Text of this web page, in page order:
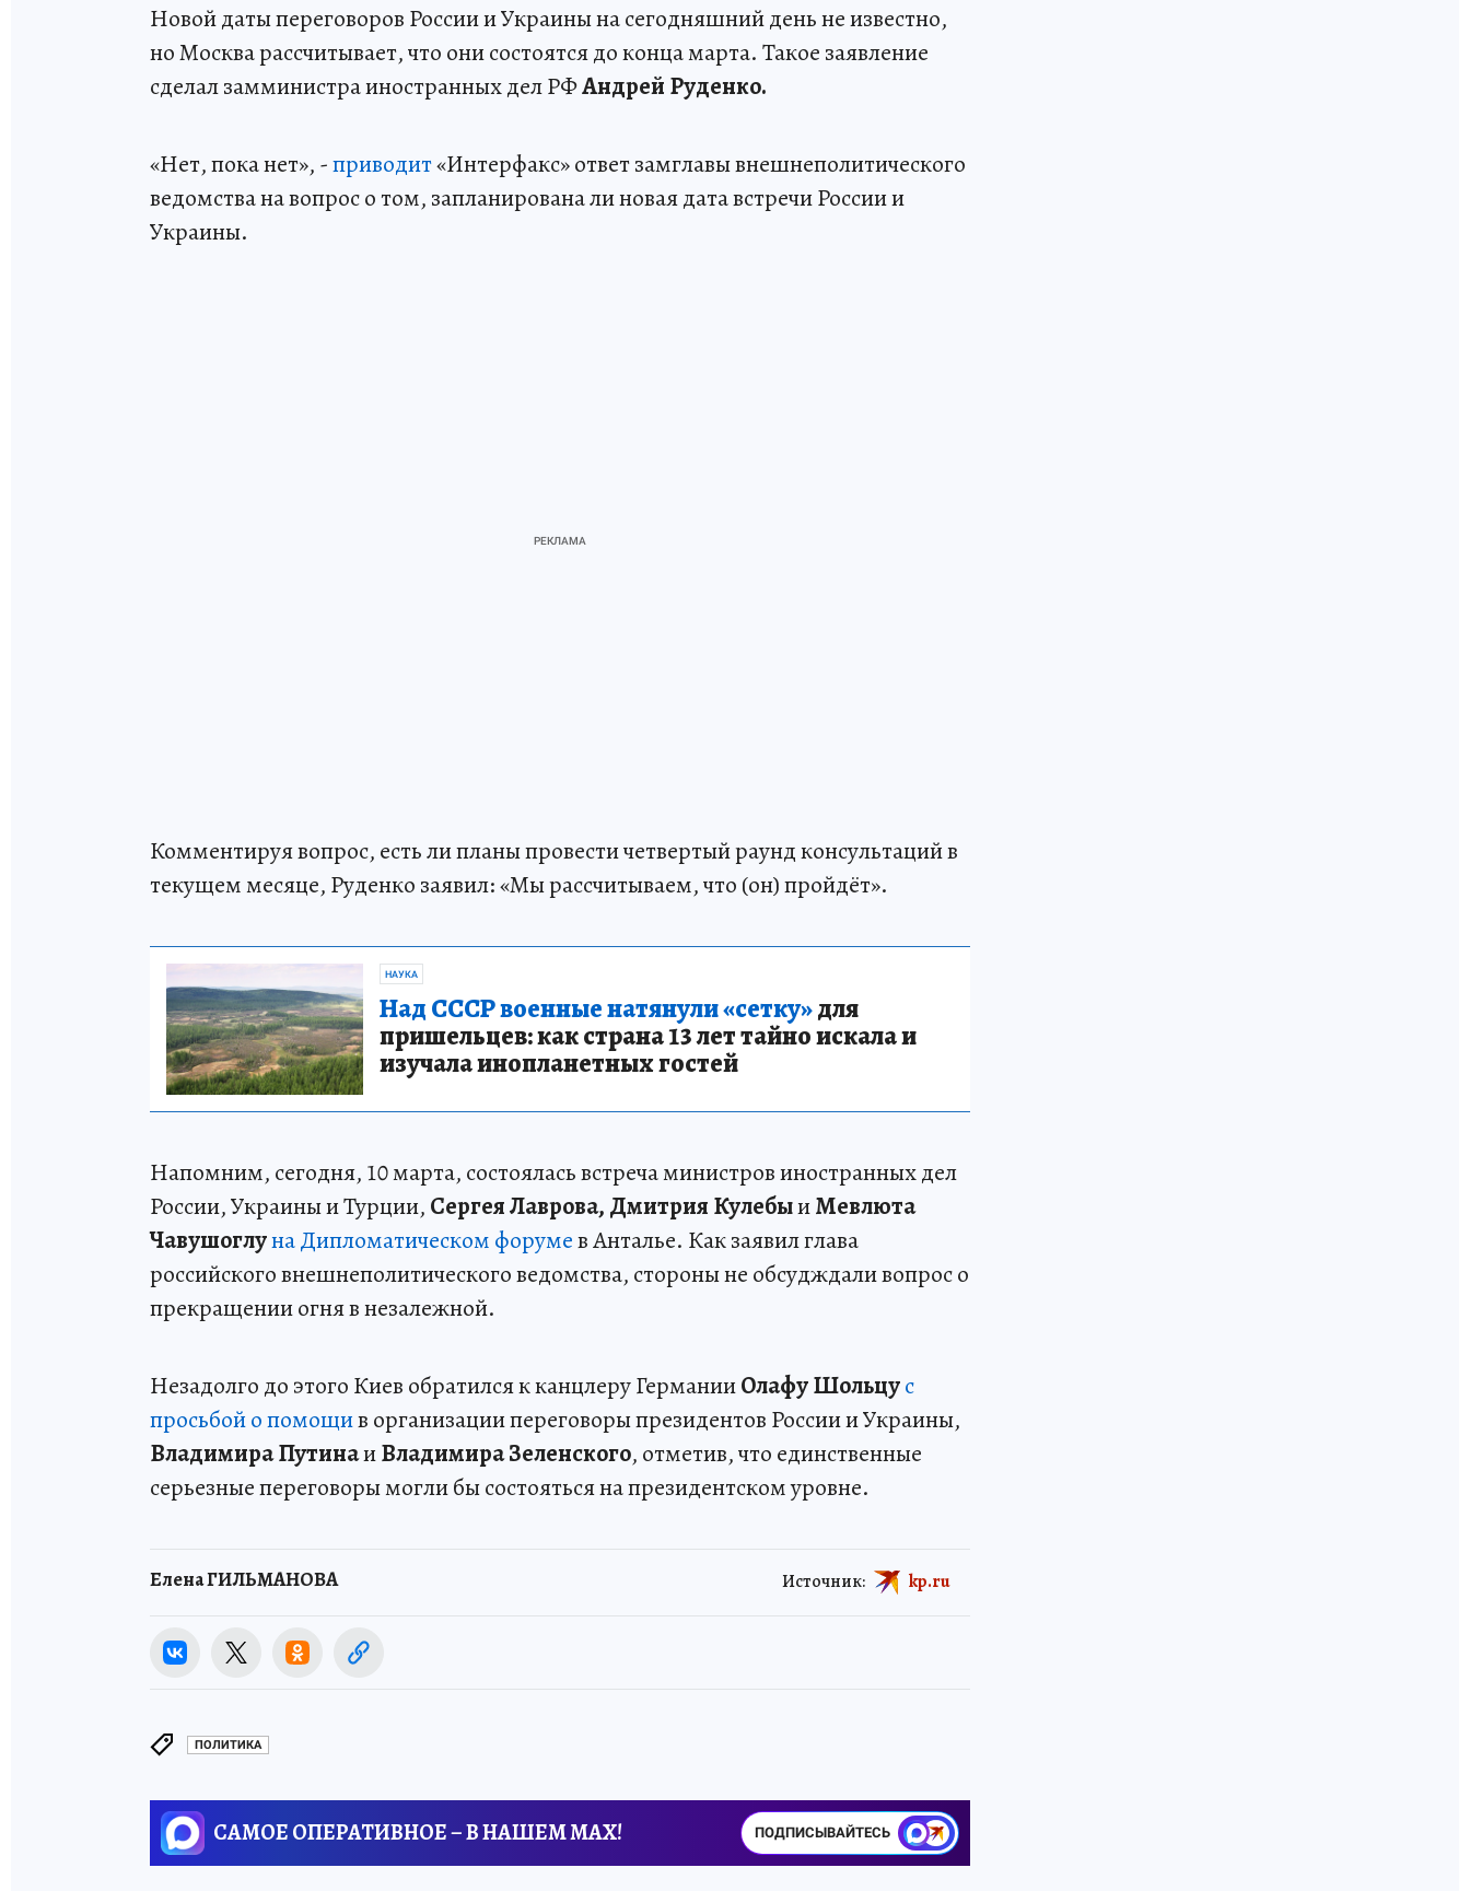
Новой даты переговоров России и Украины на сегодняшний день не известно,
но Москва рассчитывает, что они состоятся до конца марта. Такое заявление
сделал замминистра иностранных дел РФАндрей Руденко.
«Нет, пока нет», -приводит«Интерфакс» ответ замглавы внешнеполитического
ведомства на вопрос о том, запланирована ли новая дата встречи России и
Украины.
Комментируя вопрос, есть ли планы провести четвертый раунд консультаций в
текущем месяце, Руденко заявил: «Мы рассчитываем, что (он) пройдёт».
НАУКА
Над СССР военные натянули «сетку»для
пришельцев: как страна 13 лет тайно искала и
изучала инопланетных гостей
Напомним, сегодня, 10 марта, состоялась встреча министров иностранных дел
России, Украины и Турции, Сергея Лаврова, Дмитрия КулебыиМевлюта
Чавушоглуна Дипломатическом форумев Анталье. Как заявил глава
российского внешнеполитического ведомства, стороны не обсудждали вопрос о
прекращении огня в незалежной.
Незадолго до этого Киев обратился к канцлеру ГерманииОлафу Шольцус
просьбой о помощив организации переговоры президентов России и Украины,
Владимира ПутинаиВладимира Зеленского, отметив, что единственные
серьезные переговоры могли бы состояться на президентском уровне.
Елена ГИЛЬМАНОВА Источник: kp.ru
ПОЛИТИКА
САМОЕ ОПЕРАТИВНОЕ – В НАШЕМ MAX! ПОДПИСЫВАЙТЕСЬ